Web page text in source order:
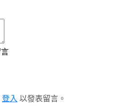
登入 以發表留言。